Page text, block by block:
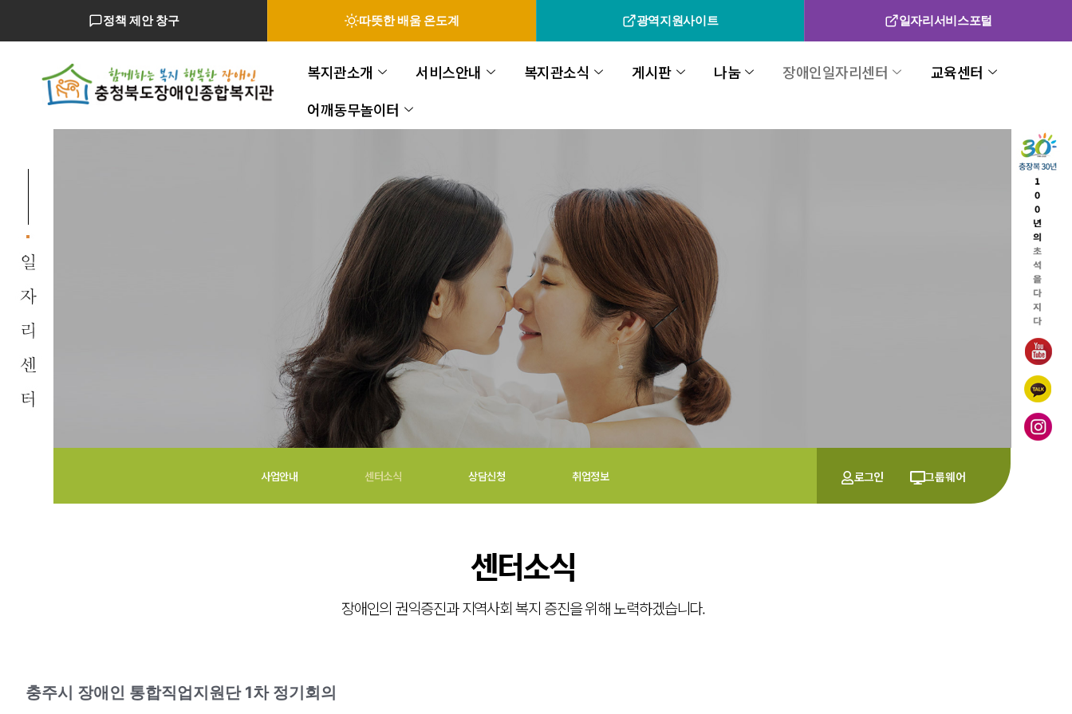
정책 제안 창구 따뜻한 배움 온도계 광역지원사이트 일자리서비스포털
복지관소개 서비스안내 복지관소식 게시판 나눔 장애인일자리센터
교육센터
어깨동무놀이터
사업안내 센터소식 상담신청 취업정보 로그인 그룹웨어
센터소식
장애인의 권익증진과 지역사회 복지 증진을 위해 노력하겠습니다.
충주시 장애인 통합직업지원단 1차 정기회의